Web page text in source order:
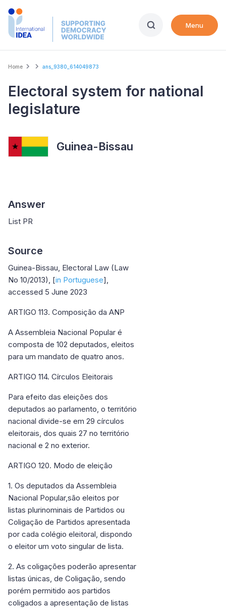
Skip
Menu
Breadcrumb
Home ans_9380_614049873
Electoral system for national
legislature
Guinea-Bissau
Answer
List PR
Source
Guinea-Bissau, Electoral Law (Law
No 10/2013), [in Portuguese],
accessed 5 June 2023
ARTIGO 113. Composição da ANP
A Assembleia Nacional Popular é
composta de 102 deputados, eleitos
para um mandato de quatro anos.
ARTIGO 114. Círculos Eleitorais
Para efeito das eleições dos
deputados ao parlamento, o território
nacional divide-se em 29 círculos
eleitorais, dos quais 27 no território
nacional e 2 no exterior.
ARTIGO 120. Modo de eleição
1. Os deputados da Assembleia
Nacional Popular,são eleitos por
listas plurinominais de Partidos ou
Coligação de Partidos apresentada
por cada colégio eleitoral, dispondo
o eleitor um voto singular de lista.
2. As coligações poderão apresentar
listas únicas, de Coligação, sendo
porém permitido aos partidos
coligados a apresentação de listas